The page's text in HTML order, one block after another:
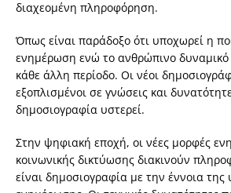
διαχεομένη πληροφόρηση.
Όπως είναι παράδοξο ότι υποχωρεί η
ενημέρωση ενώ το ανθρώπινο δυναμικό
κάθε άλλη περίοδο. Οι νέοι
εξοπλισμένοι σε γνώσεις και
δημοσιογραφία υστερεί.
Στην ψηφιακή εποχή, οι νέες μορφές
κοινωνικής δικτύωσης διακινούν
είναι δημοσιογραφία με την έννοια